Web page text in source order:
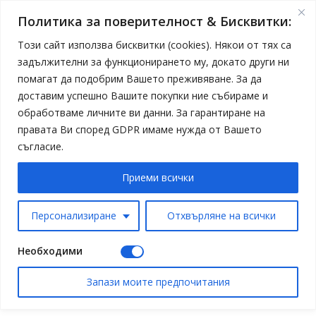
Политика за поверителност & Бисквитки:
Този сайт използва бисквитки (cookies). Някои от тях са
задължителни за функционирането му, докато други ни
помагат да подобрим Вашето преживяване. За да
доставим успешно Вашите покупки ние събираме и
обработваме личните ви данни. За гарантиране на
правата Ви според GDPR имаме нужда от Вашето
съгласие.
Персонализиране Отхвърляне на всички
Приеми всички
Необходими
Запази моите предпочитания